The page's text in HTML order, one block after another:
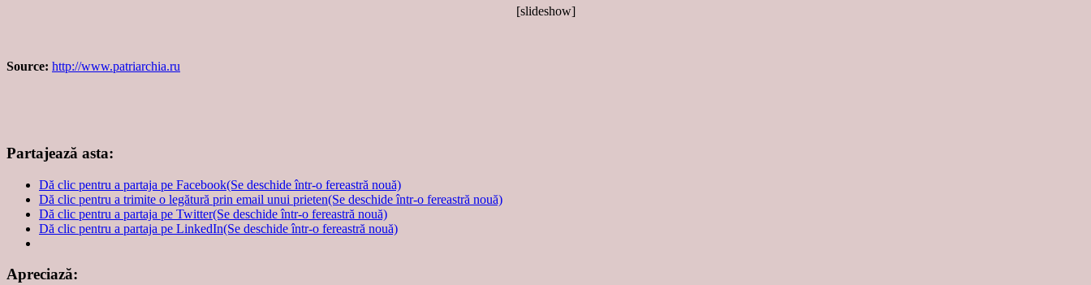
[slideshow]
Source: http://www.patriarchia.ru
Partajează asta:
Dă clic pentru a partaja pe Facebook(Se deschide într-o fereastră nouă)
Dă clic pentru a trimite o legătură prin email unui prieten(Se deschide într-o fereastră nouă)
Dă clic pentru a partaja pe Twitter(Se deschide într-o fereastră nouă)
Dă clic pentru a partaja pe LinkedIn(Se deschide într-o fereastră nouă)
Apreciază: